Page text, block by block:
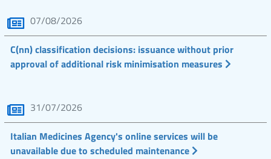
07/08/2026
C(nn) classification decisions: issuance without prior
approval of additional risk minimisation measures
31/07/2026
Italian Medicines Agency's online services will be
unavailable due to scheduled maintenance